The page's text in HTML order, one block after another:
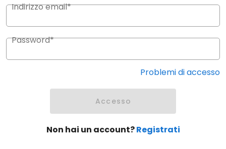
Indirizzo email*
Password*
Problemi di accesso
Accesso
Non hai un account?Registrati